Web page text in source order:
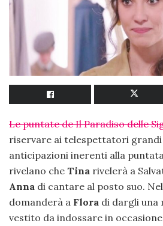
Le puntate de Il Paradiso delle
riservare ai telespettatori grandi
anticipazioni inerenti alla
rivelano che Tina rivelerà a
Anna di cantare al posto suo.
domanderà a Flora di dargli una
vestito da indossare in occasione